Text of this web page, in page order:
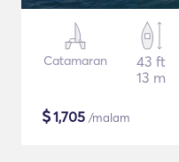
Catamaran
43 ft
13 m
$1,705 /malam